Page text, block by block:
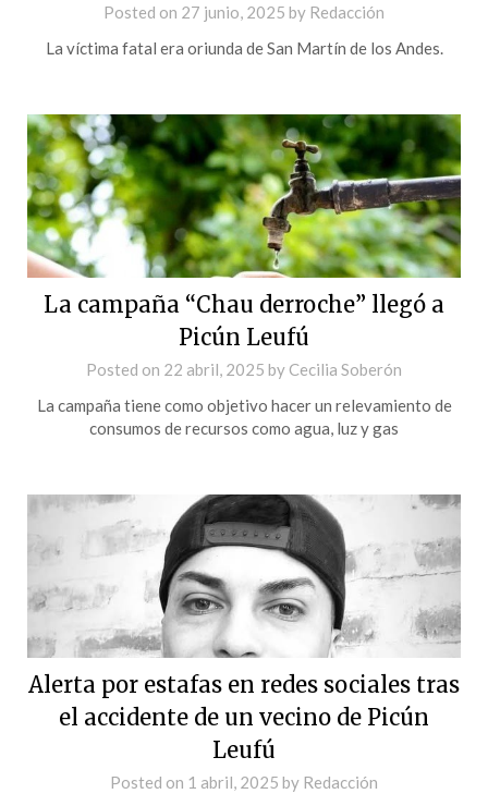
Posted on 27 junio, 2025 by Redacción
La víctima fatal era oriunda de San Martín de los Andes.
La campaña “Chau derroche” llegó a
Picún Leufú
Posted on 22 abril, 2025 by Cecilia Soberón
La campaña tiene como objetivo hacer un relevamiento de
consumos de recursos como agua, luz y gas
Alerta por estafas en redes sociales tras
el accidente de un vecino de Picún
Leufú
Posted on 1 abril, 2025 by Redacción